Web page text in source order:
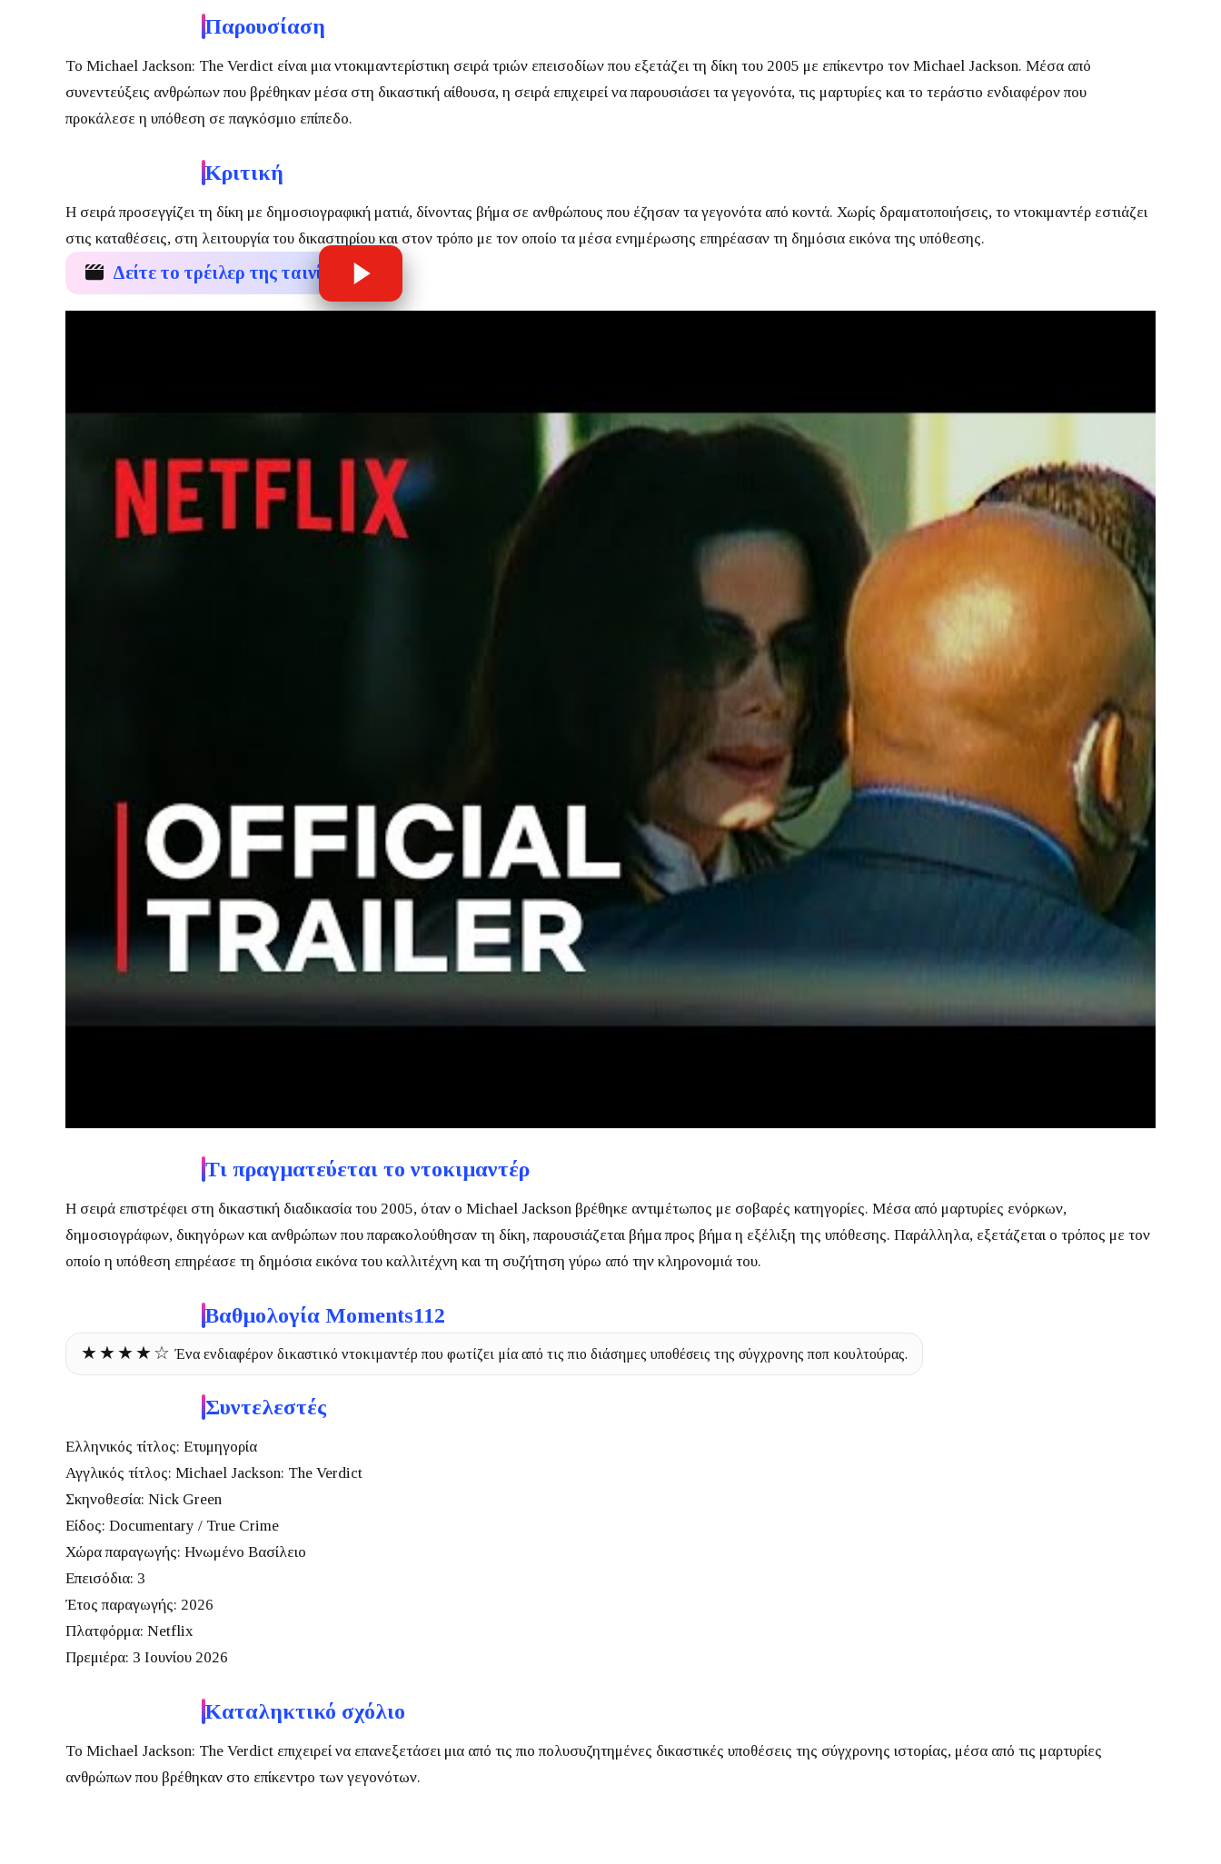
Παρουσίαση
Το Michael Jackson: The Verdict είναι μια ντοκιμαντερίστικη σειρά τριών επεισοδίων που εξετάζει τη δίκη του 2005 με επίκεντρο τον Michael Jackson. Μέσα από
συνεντεύξεις ανθρώπων που βρέθηκαν μέσα στη δικαστική αίθουσα, η σειρά επιχειρεί να παρουσιάσει τα γεγονότα, τις μαρτυρίες και το τεράστιο ενδιαφέρον που
προκάλεσε η υπόθεση σε παγκόσμιο επίπεδο.
Κριτική
Η σειρά προσεγγίζει τη δίκη με δημοσιογραφική ματιά, δίνοντας βήμα σε ανθρώπους που έζησαν τα γεγονότα από κοντά. Χωρίς δραματοποιήσεις, το ντοκιμαντέρ εστιάζει
στις καταθέσεις, στη λειτουργία του δικαστηρίου και στον τρόπο με τον οποίο τα μέσα ενημέρωσης επηρέασαν τη δημόσια εικόνα της υπόθεσης.
Δείτε το τρέιλερ της ταινίας
Τι πραγματεύεται το ντοκιμαντέρ
Η σειρά επιστρέφει στη δικαστική διαδικασία του 2005, όταν ο Michael Jackson βρέθηκε αντιμέτωπος με σοβαρές κατηγορίες. Μέσα από μαρτυρίες ενόρκων,
δημοσιογράφων, δικηγόρων και ανθρώπων που παρακολούθησαν τη δίκη, παρουσιάζεται βήμα προς βήμα η εξέλιξη της υπόθεσης. Παράλληλα, εξετάζεται ο τρόπος με τον
οποίο η υπόθεση επηρέασε τη δημόσια εικόνα του καλλιτέχνη και τη συζήτηση γύρω από την κληρονομιά του.
Βαθμολογία Moments112
★★★★☆ Ένα ενδιαφέρον δικαστικό ντοκιμαντέρ που φωτίζει μία από τις πιο διάσημες υποθέσεις της σύγχρονης ποπ κουλτούρας.
Συντελεστές
Ελληνικός τίτλος: Ετυμηγορία
Αγγλικός τίτλος: Michael Jackson: The Verdict
Σκηνοθεσία: Nick Green
Είδος: Documentary / True Crime
Χώρα παραγωγής: Ηνωμένο Βασίλειο
Επεισόδια: 3
Έτος παραγωγής: 2026
Πλατφόρμα: Netflix
Πρεμιέρα: 3 Ιουνίου 2026
Καταληκτικό σχόλιο
Το Michael Jackson: The Verdict επιχειρεί να επανεξετάσει μια από τις πιο πολυσυζητημένες δικαστικές υποθέσεις της σύγχρονης ιστορίας, μέσα από τις μαρτυρίες
ανθρώπων που βρέθηκαν στο επίκεντρο των γεγονότων.